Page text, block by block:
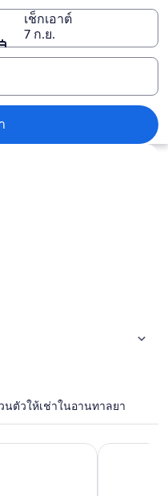
เช็กเอาต์
7 ก.ย.
นตัวให้เช่าในอานทาลยา
Palace - All Inclusive
อัครา อันตัล